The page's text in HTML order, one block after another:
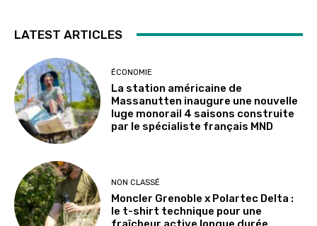
LATEST ARTICLES
ÉCONOMIE
La station américaine de
Massanutten inaugure une nouvelle
luge monorail 4 saisons construite
par le spécialiste français MND
NON CLASSÉ
Moncler Grenoble x Polartec Delta :
le t-shirt technique pour une